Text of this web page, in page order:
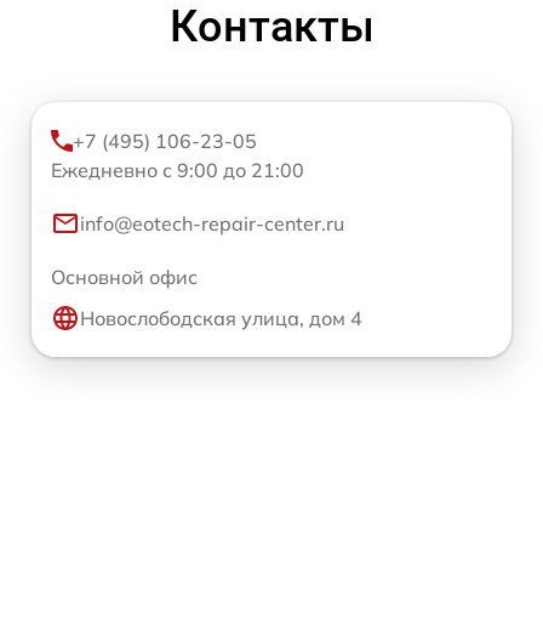
Контакты
+7 (495) 106-23-05
Ежедневно с 9:00 до 21:00
info@eotech-repair-center.ru
Основной офис
Новослободская улица, дом 4